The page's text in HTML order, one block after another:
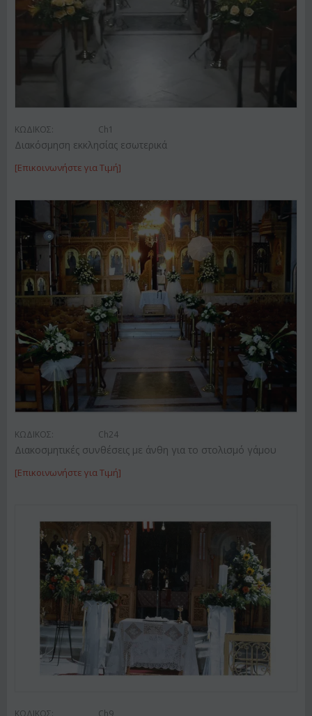
ΚΩΔΙΚΟΣ: Ch1
Διακόσμηση εκκλησίας εσωτερικά
[Επικοινωνήστε για Τιμή]
ΚΩΔΙΚΟΣ: Ch24
Διακοσμητικές συνθέσεις με άνθη για το στολισμό γάμου
[Επικοινωνήστε για Τιμή]
ΚΩΔΙΚΟΣ: Ch9